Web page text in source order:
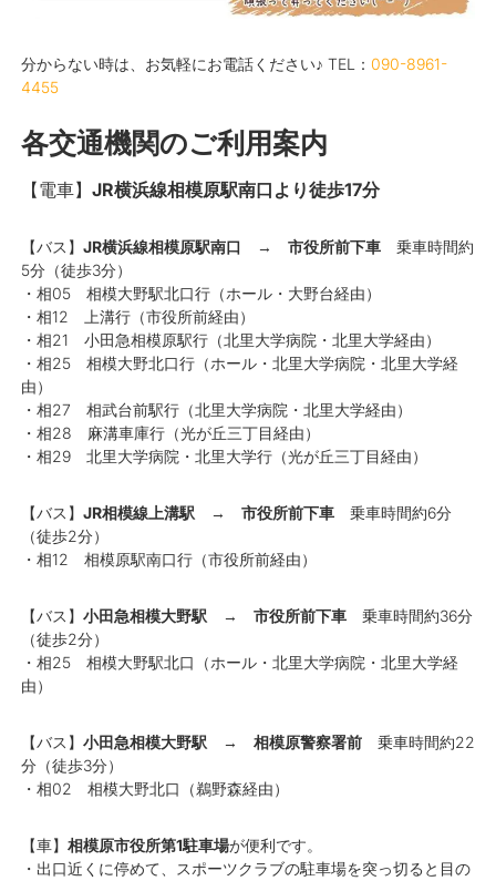
分からない時は、お気軽にお電話ください♪ TEL： 090-8961-
4455
各交通機関のご利用案内
【電車】 JR横浜線相模原駅南口より徒歩17分
【バス】 JR横浜線相模原駅南口 → 市役所前下車乗車時間約
5分（徒歩3分）
・相05 相模大野駅北口行（ホール・大野台経由）
・相12 上溝行（市役所前経由）
・相21 小田急相模原駅行（北里大学病院・北里大学経由）
・相25 相模大野北口行（ホール・北里大学病院・北里大学経
由）
・相27 相武台前駅行（北里大学病院・北里大学経由）
・相28 麻溝車庫行（光が丘三丁目経由）
・相29 北里大学病院・北里大学行（光が丘三丁目経由）
【バス】 JR相模線上溝駅→ 市役所前下車乗車時間約6分
（徒歩2分）
・相12 相模原駅南口行（市役所前経由）
【バス】 小田急相模大野駅→ 市役所前下車乗車時間約36分
（徒歩2分）
・相25 相模大野駅北口（ホール・北里大学病院・北里大学経
由）
【バス】 小田急相模大野駅→ 相模原警察署前乗車時間約22
分（徒歩3分）
・相02 相模大野北口（鵜野森経由）
【車】 相模原市役所第1駐車場が便利です。
・出口近くに停めて、スポーツクラブの駐車場を突っ切ると目の